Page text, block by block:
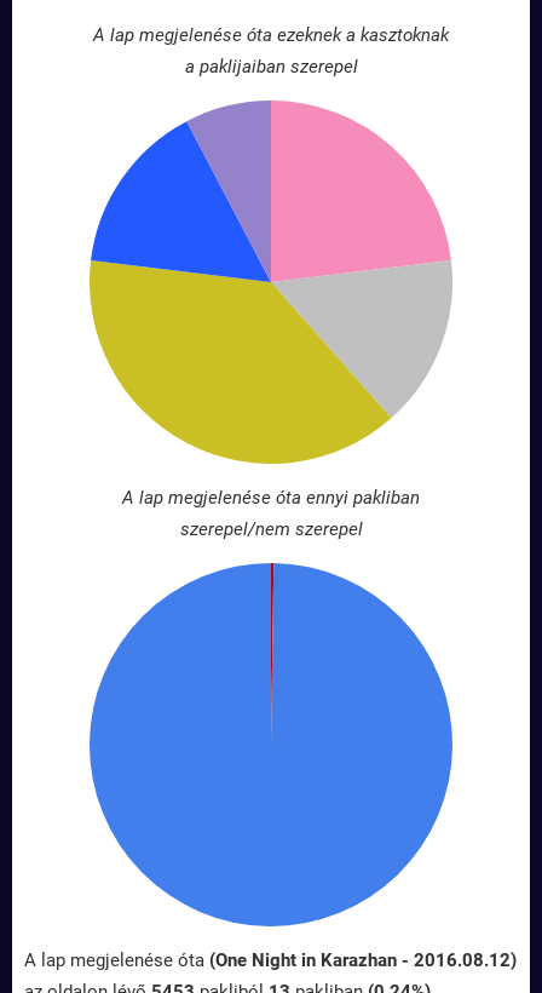
A lap megjelenése óta ezeknek a kasztoknak
a paklijaiban szerepel
A lap megjelenése óta ennyi pakliban
szerepel/nem szerepel
A lap megjelenése óta (One Night in Karazhan - 2016.08.12)